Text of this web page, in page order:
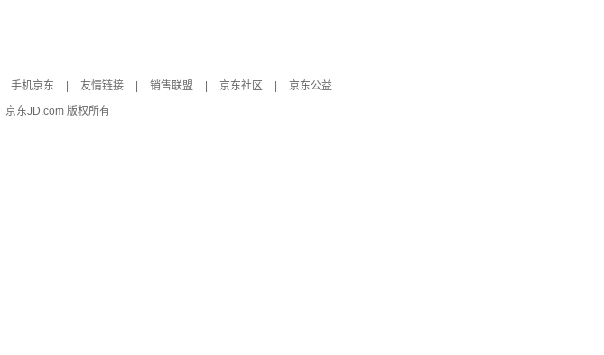
手机京东 友情链接 销售联盟 京东社区
京东公益
京东JD.com 版权所有